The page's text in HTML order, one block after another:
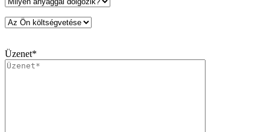
Üzenet*